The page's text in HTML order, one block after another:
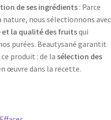
de ses ingrédients : Parce
nature, nous sélectionnons avec
et la qualité des fruitsqui
purées. Beautysané garantit
produit : de la sélection des
œuvre dans la recette.